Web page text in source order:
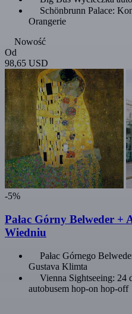
Schönbrunn Palace:
Orangerie
Nowość
Od
98,65 USD
-5%
Pałac Górny Belweder +
Wiedniu
Pałac Górnego
Gustava Klimta
Vienna Sightseeing: 24
autobusem hop-on hop-off